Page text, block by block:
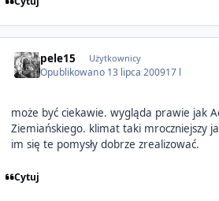
pele15 Użytkownicy
Opublikowano 13 lipca 200917 l
może być ciekawie. wygląda prawie jak
Ziemiańskiego. klimat taki mroczniejszy
im się te pomysły dobrze zrealizować.
Cytuj